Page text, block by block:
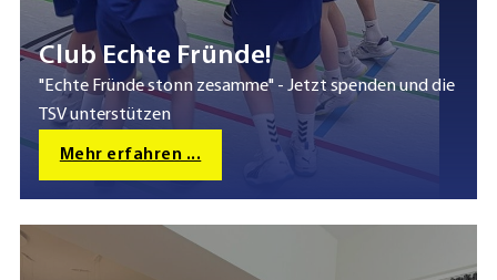
Club Echte Fründe!
"Echte Fründe stonn zesamme" - Jetzt spenden und die
TSV unterstützen
Mehr erfahren ...